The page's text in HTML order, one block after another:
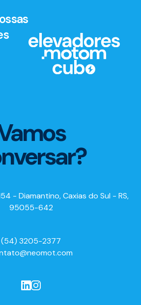
- Diamantino, Caxias do Sul - RS,
95055-642
(54) 3205-2377